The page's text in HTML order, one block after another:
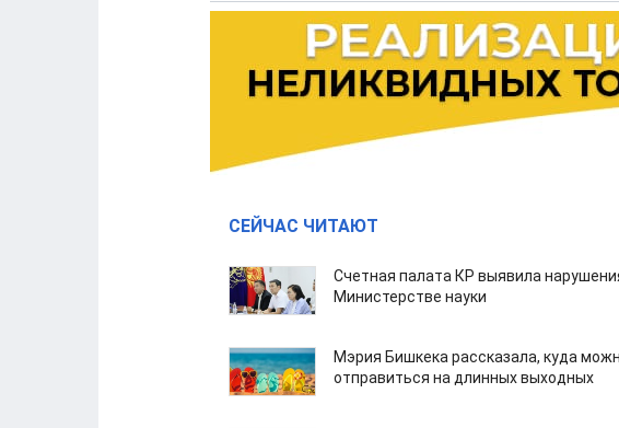
СЕЙЧАС ЧИТАЮТ
Счетная палата КР выявила
Министерстве науки
Мэрия Бишкека рассказала, куда
отправиться на длинных выходных